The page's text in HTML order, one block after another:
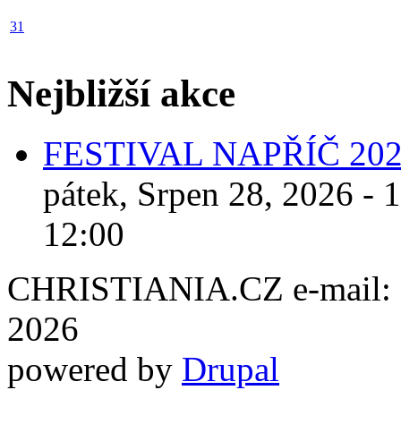
31
Nejbližší akce
FESTIVAL NAPŘÍČ
pátek, Srpen 28, 2026 -
12:00
CHRISTIANIA.CZ e-mail:
2026
powered by Drupal